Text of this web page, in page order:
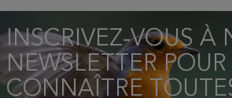
INSCRIVEZ-VOUS À
NEWSLETTER POUR
CONNAÎTRE